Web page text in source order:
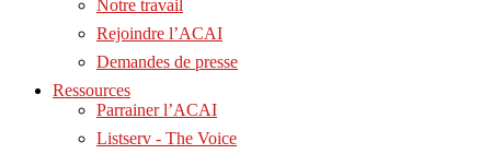
Notre travail
Rejoindre l’ACAI
Demandes de presse
Ressources
Parrainer l’ACAI
Listserv - The Voice